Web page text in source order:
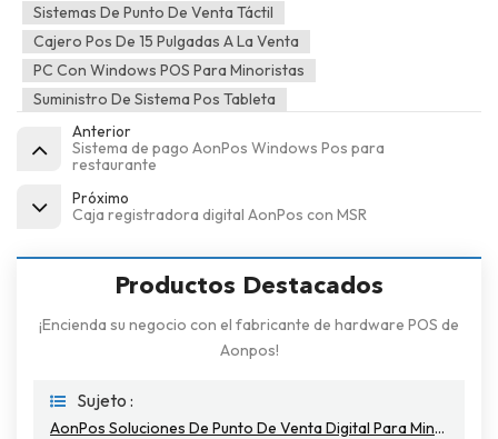
Sistemas De Punto De Venta Táctil
Cajero Pos De 15 Pulgadas A La Venta
PC Con Windows POS Para Minoristas
Suministro De Sistema Pos Tableta
Anterior
Sistema de pago AonPos Windows Pos para
restaurante
Próximo
Caja registradora digital AonPos con MSR
Productos Destacados
¡Encienda su negocio con el fabricante de hardware POS de
Aonpos!
Sujeto :
AonPos Soluciones De Punto De Venta Digital Para Minoristas